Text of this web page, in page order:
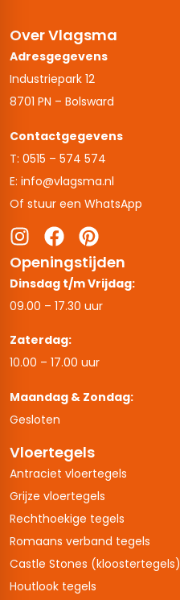
Over Vlagsma
Adresgegevens
Industriepark 12
8701 PN – Bolsward
Contactgegevens
T: 0515 – 574 574
E: info@vlagsma.nl
Of stuur een WhatsApp
Openingstijden
Dinsdag t/m Vrijdag:
09.00 – 17.30 uur
Zaterdag:
10.00 – 17.00 uur
Maandag & Zondag:
Gesloten
Vloertegels
Antraciet vloertegels
Grijze vloertegels
Rechthoekige tegels
Romaans verband tegels
Castle Stones (kloostertegels)
Houtlook tegels